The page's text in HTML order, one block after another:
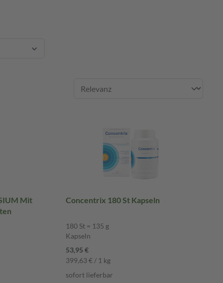
Mit
Concentrix 180 St Kapseln
180 St = 135 g
Kapseln
53,95 €
399,63 € / 1 kg
sofort lieferbar